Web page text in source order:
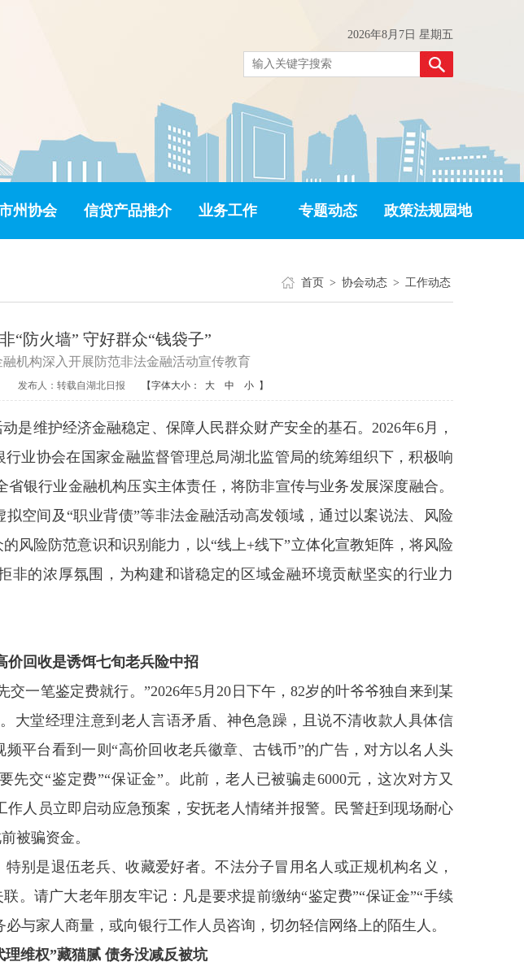
2026年8月7日 星期五
州协会 信贷产品推介 业务工作 专题动态 政策法规园地
首页 > 协会动态 > 工作动态
“防火墙” 守好群众“钱袋子”
机构深入开展防范非法金融活动宣传教育
发布人：转载自湖北日报 【字体大小： 大 中 小 】
是维护经济金融稳定、保障人民群众财产安全的基石。2026年6月，
业协会在国家金融监督管理总局湖北监管局的统筹组织下，积极响
银行业金融机构压实主体责任，将防非宣传与业务发展深度融合。
空间及“职业背债”等非法金融活动高发领域，通过以案说法、风险
风险防范意识和识别能力，以“线上+线下”立体化宣教矩阵，将风险
非的浓厚氛围，为构建和谐稳定的区域金融环境贡献坚实的行业力
价回收是诱饵七旬老兵险中招
一笔鉴定费就行。”2026年5月20日下午，82岁的叶爷爷独自来到某
大堂经理注意到老人言语矛盾、神色急躁，且说不清收款人具体信
平台看到一则“高价回收老兵徽章、古钱币”的广告，对方以名人头
交“鉴定费”“保证金”。此前，老人已被骗走6000元，这次对方又
作人员立即启动应急预案，安抚老人情绪并报警。民警赶到现场耐心
被骗资金。
别是退伍老兵、收藏爱好者。不法分子冒用名人或正规机构名义，
。请广大老年朋友牢记：凡是要求提前缴纳“鉴定费”“保证金”“手续
与家人商量，或向银行工作人员咨询，切勿轻信网络上的陌生人。
理维权”藏猫腻 债务没减反被坑